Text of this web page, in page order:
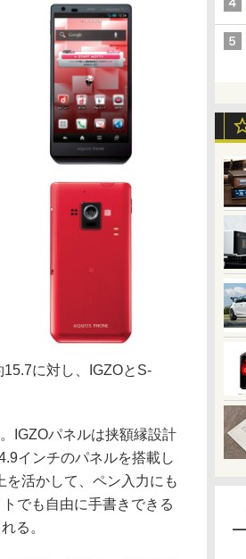
に対し、IGZOとS-
IGZOパネルは挟額縁設計
インチのパネルを搭載し
を活かして、ペン入力にも
でも自由に手書きできる
る。